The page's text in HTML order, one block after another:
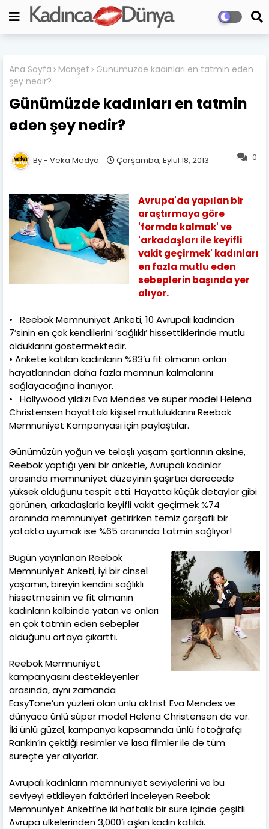
Ana Sayfa Manşet
Günümüzde kadınları en tatmin eden
şey nedir?
Günümüzde kadınları en tatmin
eden şey nedir?
0
Veka Medya Çarşamba, Eylül 18, 2013
Avrupa'da yapılan bir
araştırmaya göre
'formda kalmak' ve
'arkadaşları ile keyifli
vakit geçirmek' kadınları
en fazla mutlu eden
sebeplerin başında yer
alıyor.
•
Reebok Memnuniyet Anketi, 10 Avrupalı kadından
7’sinin en çok kendilerini ‘sağlıklı’ hissettiklerinde mutlu
olduklarını göstermektedir.
• Ankete katılan kadınların %83’ü fit olmanın onları
hayatlarından daha fazla memnun kalmalarını
sağlayacağına inanıyor.
•
Hollywood yıldızı Eva Mendes ve süper model Helena
Christensen hayattaki kişisel mutluluklarını Reebok
Memnuniyet Kampanyası için paylaştılar.
Günümüzün yoğun ve telaşlı yaşam şartlarının aksine,
Reebok yaptığı yeni bir anketle, Avrupalı kadınlar
arasında memnuniyet düzeyinin şaşırtıcı derecede
yüksek olduğunu tespit etti. Hayatta küçük detaylar gibi
görünen, arkadaşlarla keyifli vakit geçirmek %74
oranında memnuniyet getirirken temiz çarşaflı bir
yatakta uyumak ise %65 oranında tatmin sağlıyor!
Bugün yayınlanan Reebok
Memnuniyet Anketi, iyi bir cinsel
yaşamın, bireyin kendini sağlıklı
hissetmesinin ve fit olmanın
kadınların kalbinde yatan ve onları
en çok tatmin eden sebepler
olduğunu ortaya çıkarttı.
Reebok Memnuniyet
kampanyasını destekleyenler
arasında, aynı zamanda
EasyTone’un yüzleri olan ünlü aktrist Eva Mendes ve
dünyaca ünlü süper model Helena Christensen de var.
İki ünlü güzel, kampanya kapsamında ünlü fotoğrafçı
Rankin’in çektiği resimler ve kısa filmler ile de tüm
süreçte yer alıyorlar.
Avrupalı kadınların memnuniyet seviyelerini ve bu
seviyeyi etkileyen faktörleri inceleyen Reebok
Memnuniyet Anketi’ne iki haftalık bir süre içinde çeşitli
Avrupa ülkelerinden 3,000’i aşkın kadın katıldı.